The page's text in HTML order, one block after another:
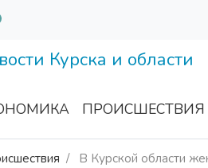
ПРОИСШЕСТВИЯ
В Курской области